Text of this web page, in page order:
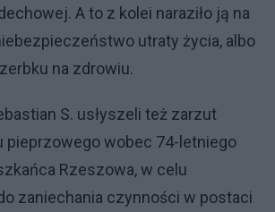
A to z kolei naraziło ją na
utraty życia, albo
na zdrowiu.
S. usłyszeli też zarzut
pieprzowego wobec 74-letniego
Rzeszowa, w celu
zaniechania czynności w postaci